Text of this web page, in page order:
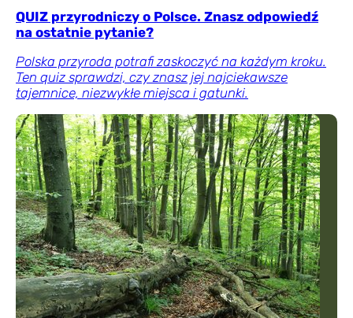
QUIZ przyrodniczy o Polsce. Znasz odpowiedź
na ostatnie pytanie?
Polska przyroda potrafi zaskoczyć na każdym kroku.
Ten quiz sprawdzi, czy znasz jej najciekawsze
tajemnice, niezwykłe miejsca i gatunki.